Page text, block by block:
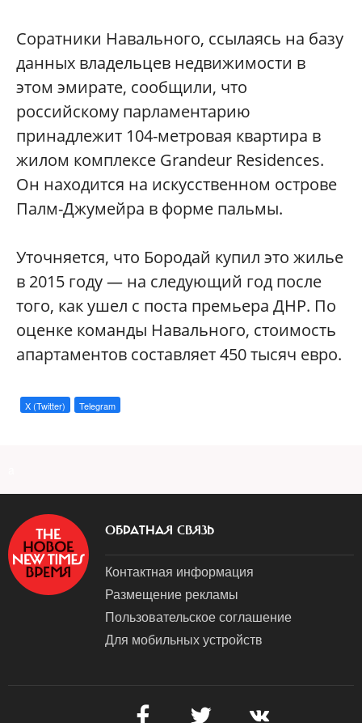
Соратники Навального, ссылаясь на базу
данных владельцев недвижимости в
этом эмирате, сообщили, что
российскому парламентарию
принадлежит 104-метровая квартира в
жилом комплексе Grandeur Residences.
Он находится на искусственном острове
Палм-Джумейра в форме пальмы.
Уточняется, что Бородай купил это жилье
в 2015 году — на следующий год после
того, как ушел с поста премьера ДНР. По
оценке команды Навального, стоимость
апартаментов составляет 450 тысяч евро.
X (Twitter) Telegram
ОБРАТНАЯ СВЯЗЬ
Контактная информация
Размещение рекламы
Пользовательское соглашение
Для мобильных устройств